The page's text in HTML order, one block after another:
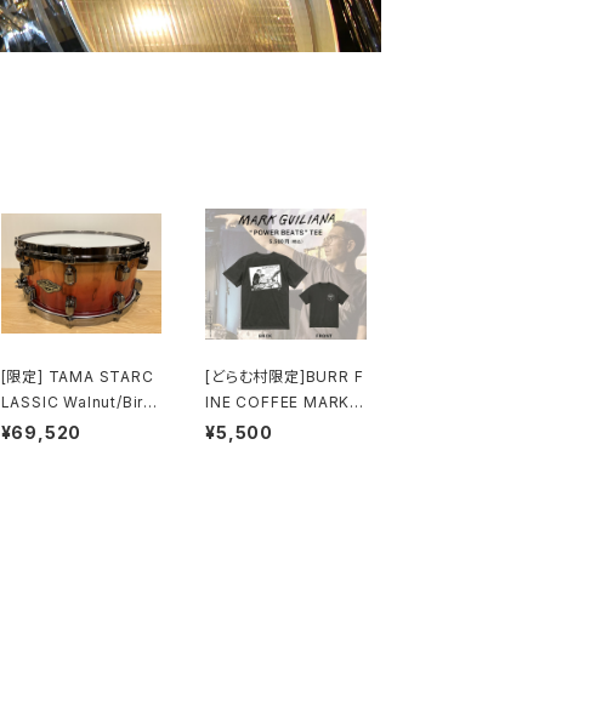
[限定] TAMA STARC
LASSIC Walnut/Birc
h 14“x 6.5” WBSS65
¥69,520
[どらむ村限定]BURR F
INE COFFEE MARK G
UILIANA “POWER BE
¥5,500